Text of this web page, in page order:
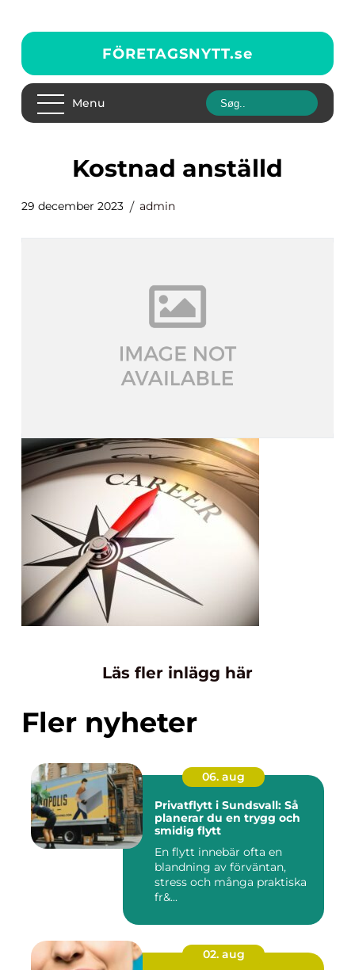
FÖRETAGSNYTT.se
Menu
kostnad anställd
29 december 2023 admin
Läs fler inlägg här
Fler nyheter
06. aug
Privatflytt i Sundsvall: Så
planerar du en trygg och
smidig flytt
En flytt innebär ofta en
blandning av förväntan,
stress och många praktiska
fr&...
02. aug